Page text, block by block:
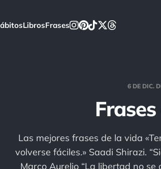
LibrosFrases
6 DE DIC.
Las mejores frases de la vida
volverse fáciles.» Saadi Shirazi.
Marco Aurelio “La libertad no se